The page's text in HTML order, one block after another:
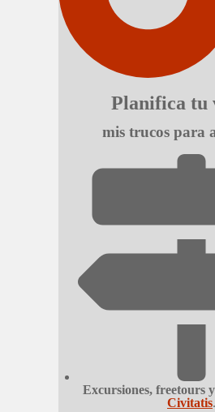
Planifica tu
mis trucos para
Excursiones, freetours
Civitatis.